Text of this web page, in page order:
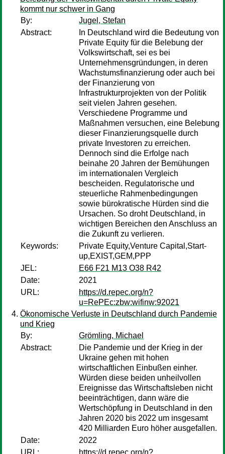
kommt nur schwer in Gang
By:
Jugel, Stefan
Abstract:
In Deutschland wird die Bedeutung von
Private Equity für die Belebung der
Volkswirtschaft, sei es bei
Unternehmensgründungen, in deren
Wachstumsfinanzierung oder auch bei
der Finanzierung von
Infrastrukturprojekten von der Politik
seit vielen Jahren gesehen.
Verschiedene Programme und
Maßnahmen versuchen, eine Belebung
dieser Finanzierungsquelle durch
private Investoren zu erreichen.
Dennoch sind die Erfolge nach
beinahe 20 Jahren der Bemühungen
im internationalen Vergleich
bescheiden. Regulatorische und
steuerliche Rahmenbedingungen
sowie bürokratische Hürden sind die
Ursachen. So droht Deutschland, in
wichtigen Bereichen den Anschluss an
die Zukunft zu verlieren.
Keywords:
Private Equity,Venture Capital,Start-
up,EXIST,GEM,PPP
JEL:
E66 F21 M13 O38 R42
Date:
2021
URL:
https://d.repec.org/n?
u=RePEc:zbw:wifinw:92021
Ökonomische Verluste in Deutschland durch Pandemie
und Krieg
By:
Grömling, Michael
Abstract:
Die Pandemie und der Krieg in der
Ukraine gehen mit hohen
wirtschaftlichen Einbußen einher.
Würden diese beiden unheilvollen
Ereignisse das Wirtschaftsleben nicht
beeinträchtigen, dann wäre die
Wertschöpfung in Deutschland in den
Jahren 2020 bis 2022 um insgesamt
420 Milliarden Euro höher ausgefallen.
Date:
2022
URL:
https://d.repec.org/n?